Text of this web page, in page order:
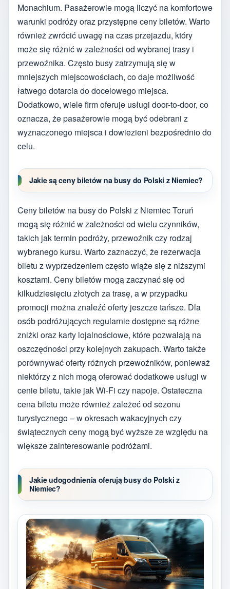
Monachium. Pasażerowie mogą liczyć na komfortowe
warunki podróży oraz przystępne ceny biletów. Warto
również zwrócić uwagę na czas przejazdu, który
może się różnić w zależności od wybranej trasy i
przewoźnika. Często busy zatrzymują się w
mniejszych miejscowościach, co daje możliwość
łatwego dotarcia do docelowego miejsca.
Dodatkowo, wiele firm oferuje usługi door-to-door, co
oznacza, że pasażerowie mogą być odebrani z
wyznaczonego miejsca i dowiezieni bezpośrednio do
celu.
Jakie są ceny biletów na busy do Polski z Niemiec?
Ceny biletów na busy do Polski z Niemiec Toruń
mogą się różnić w zależności od wielu czynników,
takich jak termin podróży, przewoźnik czy rodzaj
wybranego kursu. Warto zaznaczyć, że rezerwacja
biletu z wyprzedzeniem często wiąże się z niższymi
kosztami. Ceny biletów mogą zaczynać się od
kilkudziesięciu złotych za trasę, a w przypadku
promocji można znaleźć oferty jeszcze tańsze. Dla
osób podróżujących regularnie dostępne są różne
zniżki oraz karty lojalnościowe, które pozwalają na
oszczędności przy kolejnych zakupach. Warto także
porównywać oferty różnych przewoźników, ponieważ
niektórzy z nich mogą oferować dodatkowe usługi w
cenie biletu, takie jak Wi-Fi czy napoje. Ostateczna
cena biletu może również zależeć od sezonu
turystycznego – w okresach wakacyjnych czy
świątecznych ceny mogą być wyższe ze względu na
większe zainteresowanie podróżami.
Jakie udogodnienia oferują busy do Polski z
Niemiec?